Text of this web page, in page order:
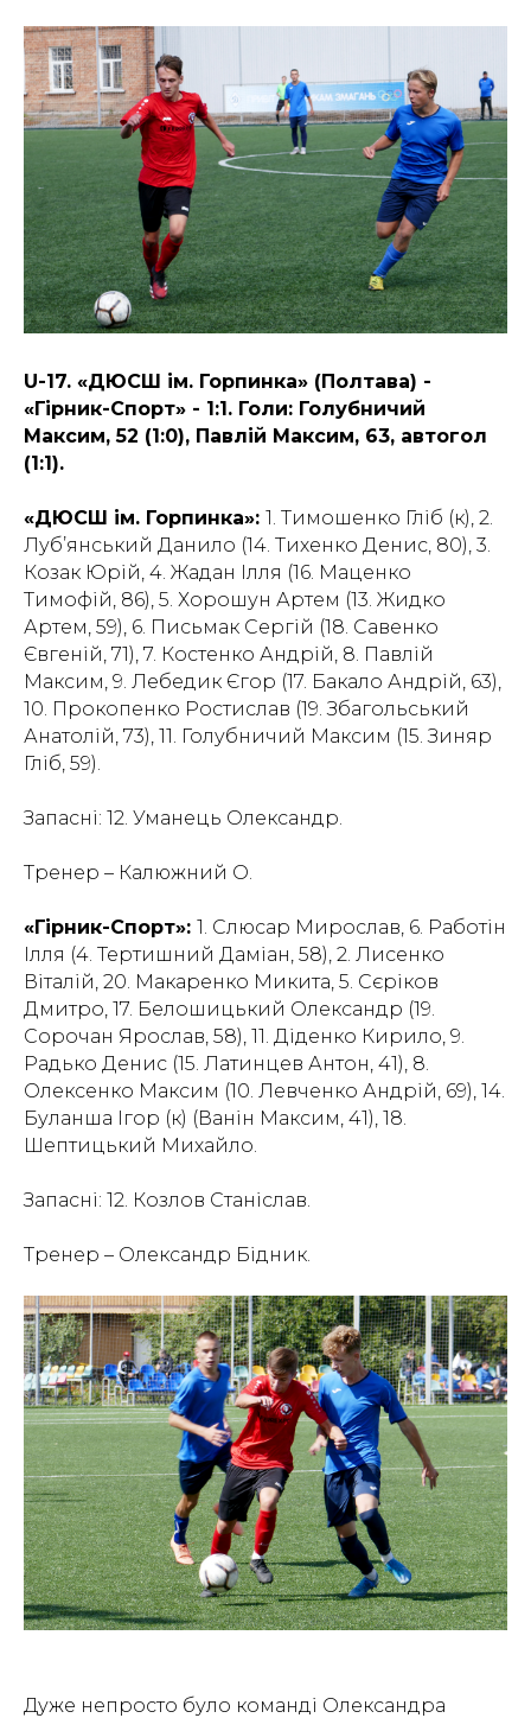
U-17. «ДЮСШ ім. Горпинка» (Полтава) -
«Гірник-Спорт» - 1:1. Голи: Голубничий
Максим, 52 (1:0), Павлій Максим, 63, автогол
(1:1).
«ДЮСШ ім. Горпинка»: 1. Тимошенко Гліб (к), 2.
Луб’янський Данило (14. Тихенко Денис, 80), 3.
Козак Юрій, 4. Жадан Ілля (16. Маценко
Тимофій, 86), 5. Хорошун Артем (13. Жидко
Артем, 59), 6. Письмак Сергій (18. Савенко
Євгеній, 71), 7. Костенко Андрій, 8. Павлій
Максим, 9. Лебедик Єгор (17. Бакало Андрій, 63),
10. Прокопенко Ростислав (19. Збагольський
Анатолій, 73), 11. Голубничий Максим (15. Зиняр
Гліб, 59).
Запасні: 12. Уманець Олександр.
Тренер – Калюжний О.
«Гірник-Спорт»: 1. Слюсар Мирослав, 6. Работін
Ілля (4. Тертишний Даміан, 58), 2. Лисенко
Віталій, 20. Макаренко Микита, 5. Сєріков
Дмитро, 17. Белошицький Олександр (19.
Сорочан Ярослав, 58), 11. Діденко Кирило, 9.
Радько Денис (15. Латинцев Антон, 41), 8.
Олексенко Максим (10. Левченко Андрій, 69), 14.
Буланша Ігор (к) (Ванін Максим, 41), 18.
Шептицький Михайло.
Запасні: 12. Козлов Станіслав.
Тренер – Олександр Бідник.
Дуже непросто було команді Олександра